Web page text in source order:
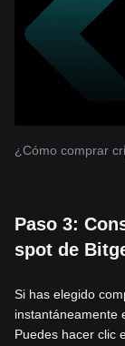
¿Cómo comprar
Paso 3:
spot de
Si has elegido
instantáneamente
Puedes hacer clic